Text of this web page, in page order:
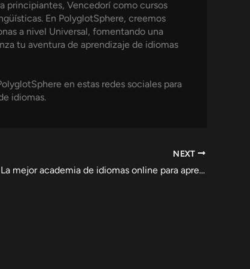
principiantes, Vencedorí como cursos
En PolyglotSphere, creemos
a nivel Universal, fomentando una
tu aventura de aprendizaje de idiomas
en estas redes sociales para
idiomas.
NEXT
PolyglotSphere: La mejor academia de idiomas online para aprender sin fronteras